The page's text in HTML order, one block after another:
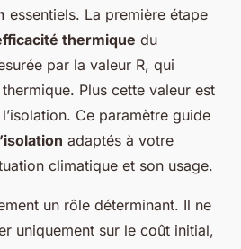
essentiels. La première étape
thermique du
par la valeur R, qui
Plus cette valeur est
Ce paramètre guide
adaptés à votre
climatique et son usage.
un rôle déterminant. Il ne
uniquement sur le coût initial,